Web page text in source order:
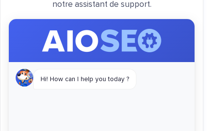
notre assistant de support.